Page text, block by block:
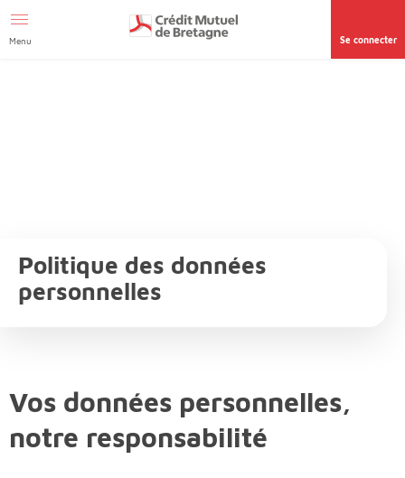
page accessibilité
Menu Se connecter
Politique des données
personnelles
Vos données personnelles,
notre responsabilité